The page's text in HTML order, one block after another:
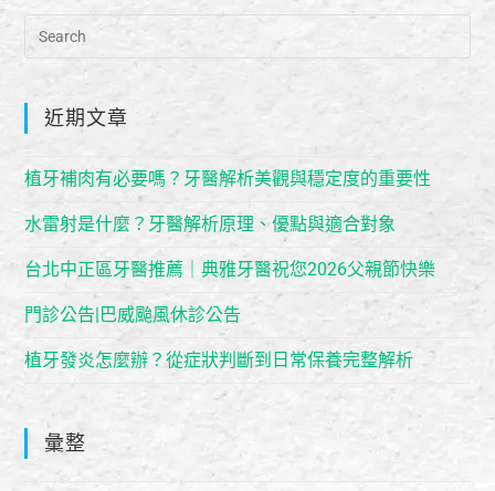
近期文章
植牙補肉有必要嗎？牙醫解析美觀與穩定度的重要性
水雷射是什麼？牙醫解析原理、優點與適合對象
台北中正區牙醫推薦｜典雅牙醫祝您2026父親節快樂
門診公告|巴威颱風休診公告
植牙發炎怎麼辦？從症狀判斷到日常保養完整解析
彙整